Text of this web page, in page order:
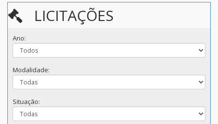
LICITAÇÕES
Ano:
Modalidade:
Situação: